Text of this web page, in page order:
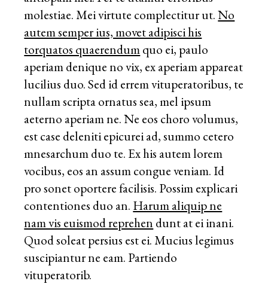
molestiae. Mei virtute complectitur ut.No
autem semper ius, movet adipisci his
torquatos quaerendumquo ei, paulo
aperiam denique no vix, ex aperiam appareat
lucilius duo. Sed id errem vituperatoribus, te
nullam scripta ornatus sea, mel ipsum
aeterno aperiam ne. Ne eos choro volumus,
est case deleniti epicurei ad, summo cetero
mnesarchum duo te. Ex his autem lorem
vocibus, eos an assum congue veniam. Id
pro sonet oportere facilisis. Possim explicari
contentiones duo an. Harum aliquip ne
nam vis euismod reprehen dunt at ei inani.
Quod soleat persius est ei. Mucius legimus
suscipiantur ne eam. Partiendo
vituperatorib.